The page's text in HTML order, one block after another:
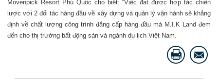
Movenpick Resort Phú Quốc cho biết: “Việc đạt được hợp tác chiến
lược với 2 đối tác hàng đầu về xây dựng và quản lý vận hành sẽ khẳng
định về chất lượng công trình đẳng cấp hàng đầu mà M.I.K Land đem
đến cho thị trường bất động sản và ngành du lịch Việt Nam.